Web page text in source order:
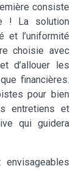
consiste
! La solution
et l’uniformité
choisie avec
d’allouer les
financières.
pour bien
entretiens et
qui guidera